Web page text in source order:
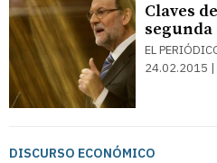
Claves
EL
24.02.2015
DISCURSO ECONÓMICO